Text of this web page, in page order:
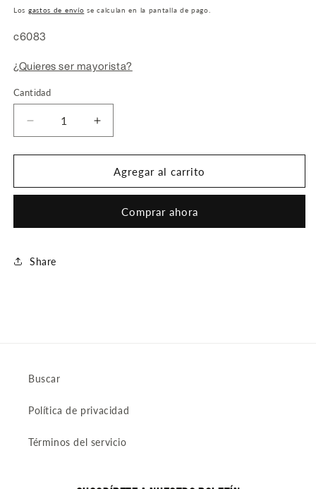
habitual
Los gastos de envío se calculan en la pantalla de pago.
SKU:
c6083
¿Quieres ser mayorista?
Cantidad
Reducir
cantidad
para
CANDONGA
Aumentar
cantidad
para
ACA01N035
CANDONGA
Agregar al carrito
Comprar ahora
Share
Buscar
Política de privacidad
Términos del servicio